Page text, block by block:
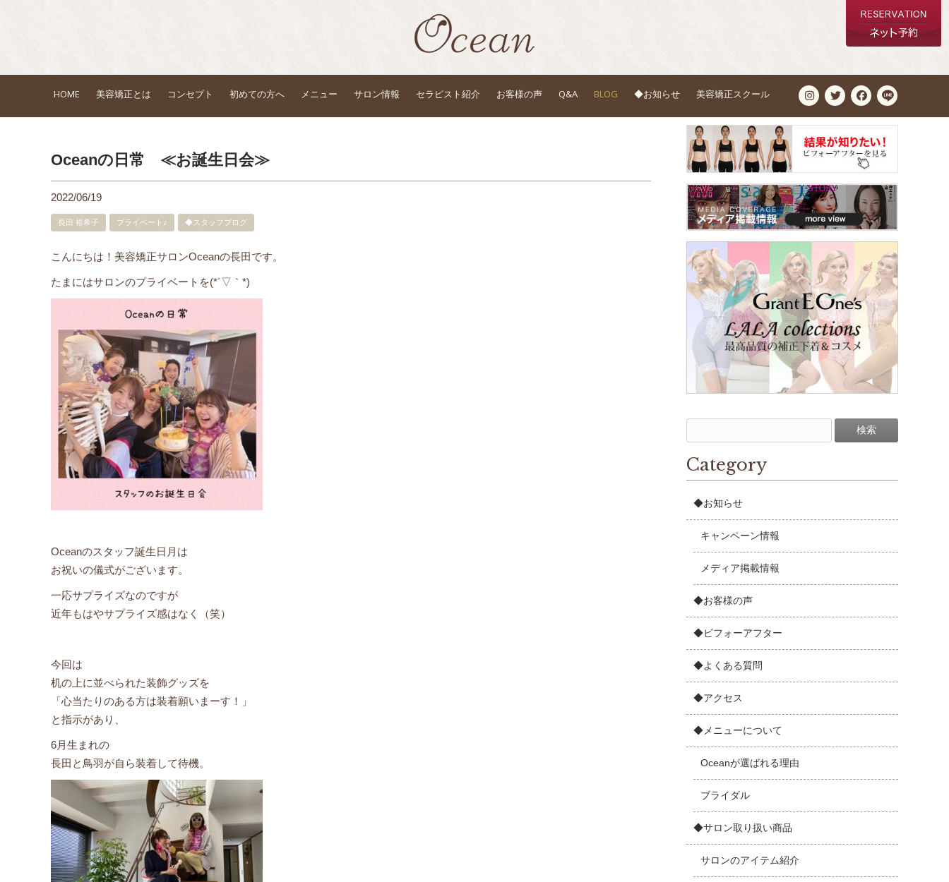
HOME 美容矯正とは コンセプト 初めての方へ メニュー サロン情報 セラピスト紹介 お客様の声 Q&A BLOG ◆お知らせ 美容矯正スクール
Oceanの日常 ≪お誕生日会≫
2022/06/19
長田 裕希子 プライベート♪ ◆スタッフブログ
こんにちは！美容矯正サロンOceanの長田です。
たまにはサロンのプライベートを(*´▽｀*)
Oceanのスタッフ誕生日月は
お祝いの儀式がございます。
一応サプライズなのですが
近年もはやサプライズ感はなく（笑）
今回は
机の上に並べられた装飾グッズを
「心当たりのある方は装着願いまーす！」
と指示があり、
6月生まれの
長田と鳥羽が自ら装着して待機。
Category
◆お知らせ
キャンペーン情報
メディア掲載情報
◆お客様の声
◆ビフォーアフター
◆よくある質問
◆アクセス
◆メニューについて
Oceanが選ばれる理由
ブライダル
◆サロン取り扱い商品
サロンのアイテム紹介